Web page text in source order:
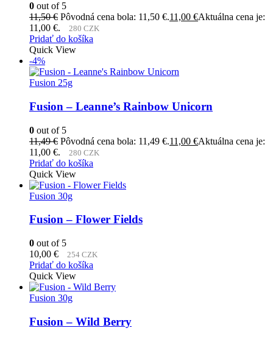
0 out of 5
11,50€ Pôvodná cena bola: 11,50 €.11,00 €Aktuálna cena je:
11,00 €.
280 CZK
Pridať do košíka
Quick View
-4%
Fusion 25g
Fusion – Leanne’s Rainbow Unicorn
0 out of 5
11,49€ Pôvodná cena bola: 11,49 €.11,00 €Aktuálna cena je:
11,00 €.
280 CZK
Pridať do košíka
Quick View
Fusion 30g
Fusion – Flower Fields
0 out of 5
10,00 € 254 CZK
Pridať do košíka
Quick View
Fusion 30g
Fusion – Wild Berry